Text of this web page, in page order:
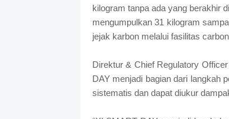
kilogram tanpa ada yang berakhir
mengumpulkan 31 kilogram
jejak karbon melalui fasilitas
Direktur & Chief Regulatory
DAY menjadi bagian dari langkah
sistematis dan dapat diukur